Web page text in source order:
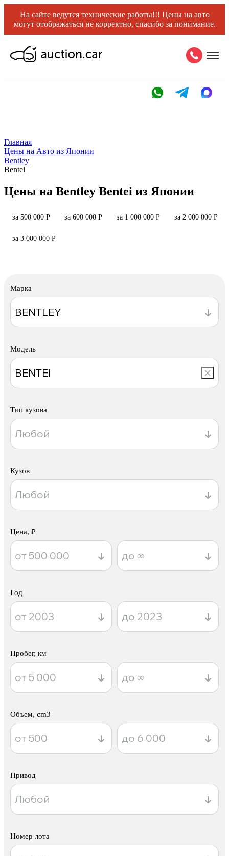
На сайте ведутся технические работы!!! Цены на авто
могут отображаться не корректно, спасибо за понимание.
Главная
Цены на Авто из Японии
Bentley
Bentei
Цены на Bentley Bentei из Японии
за 500 000 Р за 600 000 Р за 1 000 000 Р за 2 000 000 Р
за 3 000 000 Р
Марка
Модель
Тип кузова
Кузов
Цена, ₽
Год
Пробег, км
Объем, cm3
Привод
Номер лота